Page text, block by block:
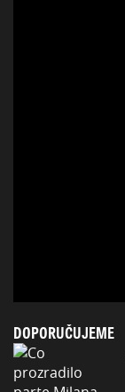
DOPORUČUJEME